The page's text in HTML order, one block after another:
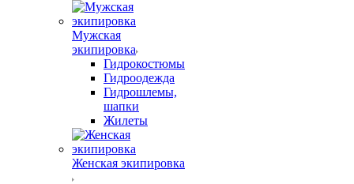
Мужская
экипировка
Гидрокостюмы
Гидроодежда
Гидрошлемы,
шапки
Жилеты
Женская экипировка